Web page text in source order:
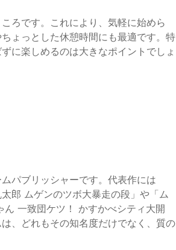
ろです。これにより、気軽に始めら
ょっとした休憩時間にも最適です。特
に楽しめるのは大きなポイントでしょ
パブリッシャーです。代表作には
郎 ムゲンのツボ大暴走の段」や「ム
一致団ケツ！ かすかべシティ大開
、どれもその知名度だけでなく、質の